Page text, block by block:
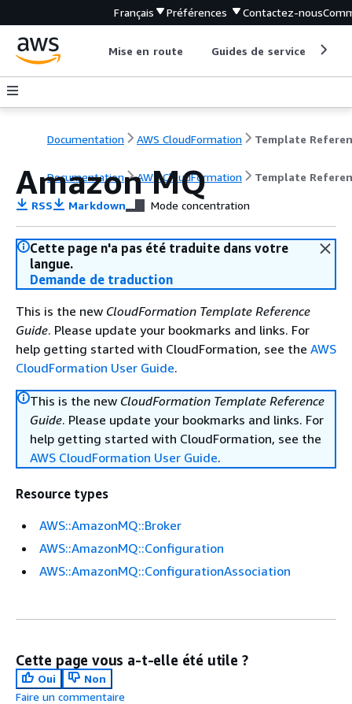
Français Préférences Contactez-nous
Mise en route Guides de service
Documentation AWS CloudFormation Template
Documentation AWS CloudFormation Template
Amazon MQ
RSS Markdown Mode concentration
Cette page n'a pas été traduite dans votre
langue.
Demande de traduction
This is the new CloudFormation Template Reference
Guide. Please update your bookmarks and links. For
help getting started with CloudFormation, see the AWS
CloudFormation User Guide.
This is the new CloudFormation Template Reference
Guide. Please update your bookmarks and links. For
help getting started with CloudFormation, see the
AWS CloudFormation User Guide.
Resource types
AWS::AmazonMQ::Broker
AWS::AmazonMQ::Configuration
AWS::AmazonMQ::ConfigurationAssociation
Cette page vous a-t-elle été utile ?
Oui
Non
Faire un commentaire